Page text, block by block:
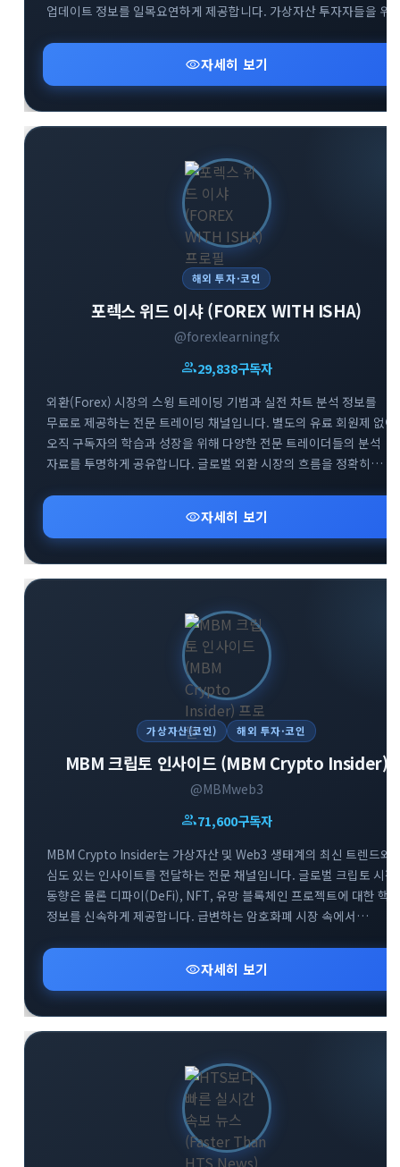
업데이트 정보를 일목요연하게 제공합니다. 가상자산 투자자들을 위
신속하게 확인하실 수 있습니다.
visibility자세히 보기
해외 투자·코인
포렉스 위드 이샤 (FOREX WITH ISHA)
@forexlearningfx
group29,838구독자
외환(Forex) 시장의 스윙 트레이딩 기법과 실전 차트 분석 정보를
무료로 제공하는 전문 트레이딩 채널입니다. 별도의 유료 회원제 없이
오직 구독자의 학습과 성장을 위해 다양한 전문 트레이더들의 분석
자료를 투명하게 공유합니다. 글로벌 외환 시장의 흐름을 정확히
인사이트를 전달합니다. 외환 투자 초보자부터 실전 매매자까지 부담
없이 유용한 금융 정보를 얻어가실 수 있습니다.
visibility자세히 보기
가상자산(코인) 해외 투자·코인
MBM 크립토 인사이드 (MBM Crypto Insider)
@MBMweb3
group71,600구독자
MBM Crypto Insider는 가상자산 및 Web3 생태계의 최신 트렌드와
심도 있는 인사이트를 전달하는 전문 채널입니다. 글로벌 크립토 시장
동향은 물론 디파이(DeFi), NFT, 유망 블록체인 프로젝트에 대한 핵심
정보를 신속하게 제공합니다. 급변하는 암호화폐 시장 속에서
데이터를 공유합니다. Web3 흐름을 가장 빠르게 파악하고 성공적인
투자 전략을 세우고 싶다면 MBM 채널과 함께하세요.
visibility자세히 보기